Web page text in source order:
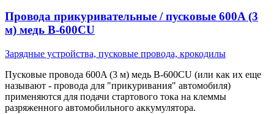
Провода прикуривательные / пусковые 600A (3
м) медь B-600CU
Зарядные устройства, пусковые провода, крокодилы
Пусковые провода 600A (3 м) медь B-600CU (или как их еще
называют - провода для "прикуривания" автомобиля)
применяются для подачи стартового тока на клеммы
разряженного автомобильного аккумулятора.